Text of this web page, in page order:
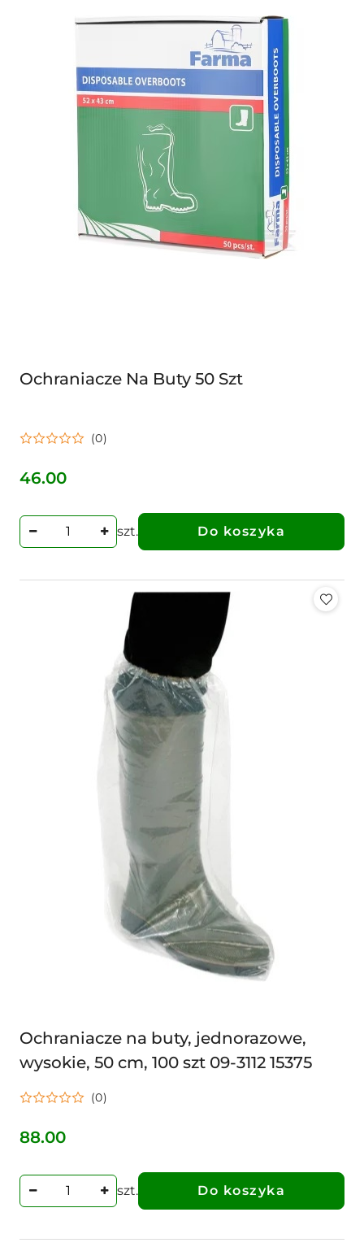
Ochraniacze Na Buty 50 Szt
(0)
Cena:
46.00
szt. Do koszyka
Ochraniacze na buty, jednorazowe,
wysokie, 50 cm, 100 szt 09-3112 15375
(0)
Cena:
88.00
szt. Do koszyka